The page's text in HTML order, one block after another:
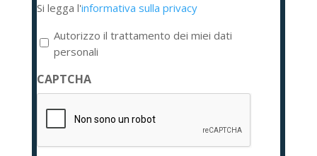
legga
l'informativa
sulla
privacy
*
Si legga l'informativa sulla privacy
Autorizzo il trattamento dei miei dati
personali
CAPTCHA